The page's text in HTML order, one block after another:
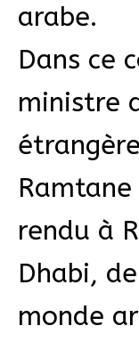
arabe.
Dans ce
ministre
rendu à
Dhabi,
monde